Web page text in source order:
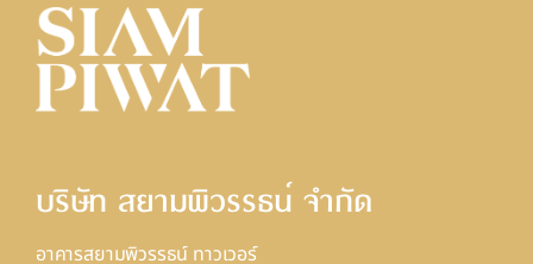
บริษัท สยามพิวรรธน์ จํากัด
อาคารสยามพิวรรธน์ ทาวเวอร์